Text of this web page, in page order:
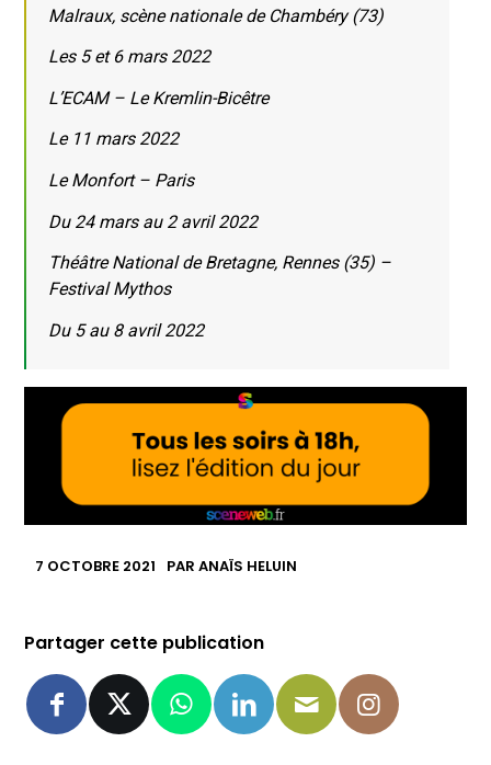
Malraux, scène nationale de Chambéry (73)
Les 5 et 6 mars 2022
L’ECAM – Le Kremlin-Bicêtre
Le 11 mars 2022
Le Monfort – Paris
Du 24 mars au 2 avril 2022
Théâtre National de Bretagne, Rennes (35) –
Festival Mythos
Du 5 au 8 avril 2022
7 OCTOBRE 2021 PARANAÏS HELUIN
Partager cette publication